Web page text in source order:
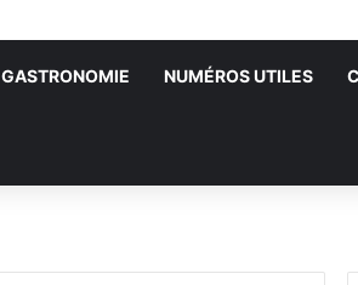
GASTRONOMIE NUMÉROS UTILES